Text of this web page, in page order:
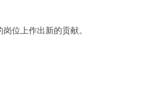
位上作出新的贡献。